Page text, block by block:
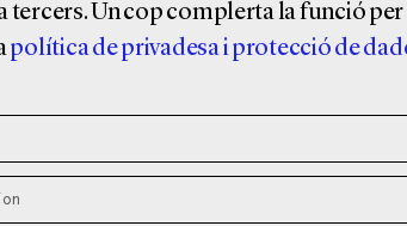
Un cop complerta la funció per
política de privadesa i protecció de